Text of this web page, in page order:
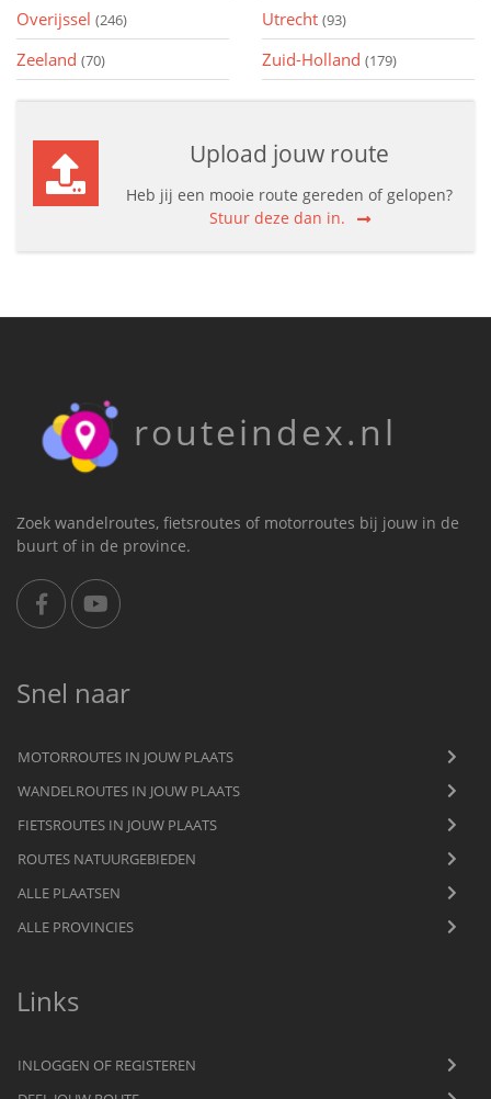
Overijssel (246) Utrecht (93)
Zeeland (70) Zuid-Holland (179)
Upload jouw route
Heb jij een mooie route gereden of gelopen?
Stuur deze dan in.
routeindex.nl
Zoek wandelroutes, fietsroutes of motorroutes bij jouw in de
buurt of in de province.
Snel naar
MOTORROUTES IN JOUW PLAATS
WANDELROUTES IN JOUW PLAATS
FIETSROUTES IN JOUW PLAATS
ROUTES NATUURGEBIEDEN
ALLE PLAATSEN
ALLE PROVINCIES
Links
INLOGGEN OF REGISTEREN